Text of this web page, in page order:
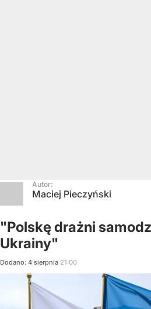
Autor:
Maciej Pieczyński
"Polskę drażni
Ukrainy"
Dodano: 4 sierpnia 21:00